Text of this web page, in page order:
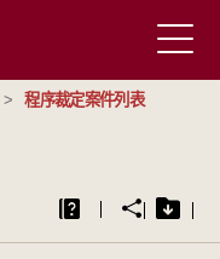
> 程序裁定案件列表